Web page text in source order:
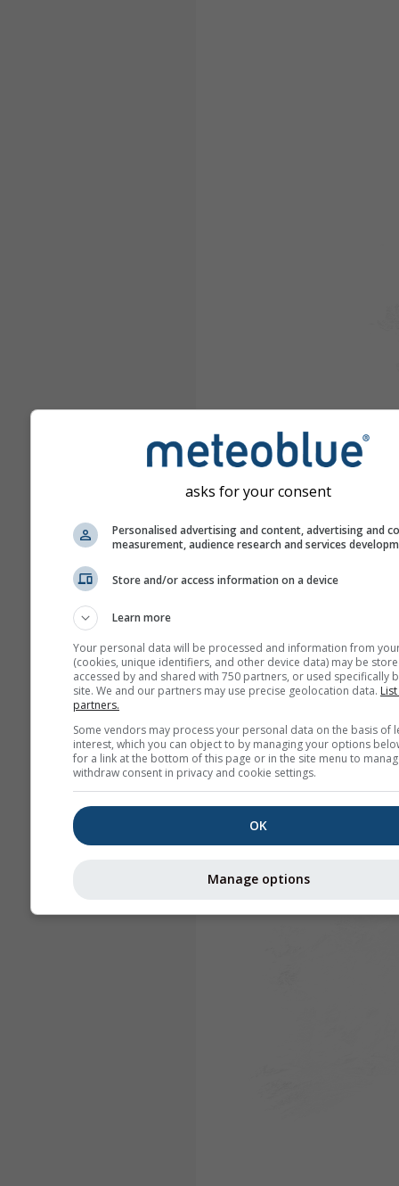
asks for your consent
Personalised advertising and content, advertising and
measurement, audience research and services
Store and/or access information on a device
Learn more
Your personal data will be processed and information from
(cookies, unique identifiers, and other device data) may be
accessed by and shared with 750 partners, or used specifically
site. We and our partners may use precise geolocation data.
partners.
Some vendors may process your personal data on the basis of
interest, which you can object to by managing your options
for a link at the bottom of this page or in the site menu to
withdraw consent in privacy and cookie settings.
OK
Manage options